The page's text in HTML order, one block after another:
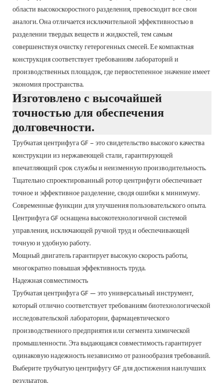
области высокоскоростного разделения, превосходит все свои
аналоги. Она отличается исключительной эффективностью в
разделении твердых веществ и жидкостей, тем самым
совершенствуя очистку гетерогенных смесей. Ее компактная
конструкция соответствует требованиям лабораторий и
производственных площадок, где первостепенное значение имеет
экономия пространства.
Изготовлено с высочайшей
точностью для обеспечения
долговечности.
Трубчатая центрифуга GF – это свидетельство высокого качества
конструкции из нержавеющей стали, гарантирующей
впечатляющий срок службы и неизменную производительность.
Тщательно спроектированный ротор центрифуги обеспечивает
точное и эффективное разделение, сводя ошибки к минимуму.
Современные функции для улучшения пользовательского опыта.
Центрифуга GF оснащена высокотехнологичной системой
управления, исключающей ручной труд и обеспечивающей
точную и удобную работу.
Мощный двигатель гарантирует высокую скорость работы,
многократно повышая эффективность труда.
Надежная совместимость
Трубчатая центрифуга GF — это универсальный инструмент,
который отлично соответствует требованиям биотехнологической
исследовательской лаборатории, фармацевтического
производственного предприятия или сегмента химической
промышленности. Эта выдающаяся совместимость гарантирует
одинаковую надежность независимо от разнообразия требований.
Выберите трубчатую центрифугу GF для достижения наилучших